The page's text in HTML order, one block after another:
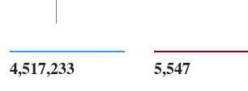
4,517,233 5,547